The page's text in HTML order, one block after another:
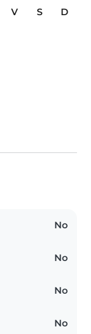
V S
D
No
No
No
No